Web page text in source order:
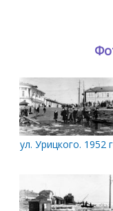
ул. Урицкого. 1952